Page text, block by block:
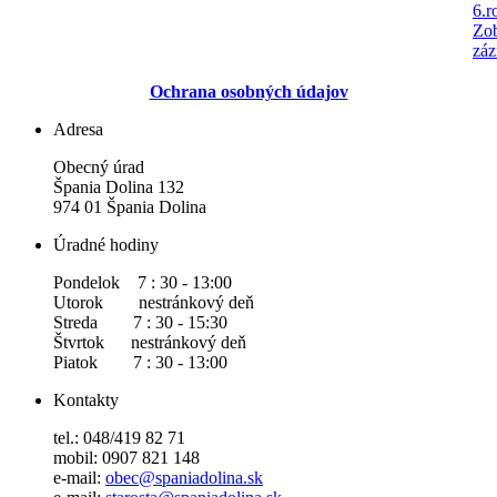
Ochrana osobných údajov
Adresa
Obecný úrad
Špania Dolina 132
974 01 Špania Dolina
Úradné hodiny
Pondelok 7 : 30 - 13:00
Utorok nestránkový deň
Streda 7 : 30 - 15:30
Štvrtok nestránkový deň
Piatok 7 : 30 - 13:00
Kontakty
tel.: 048/419 82 71
mobil: 0907 821 148
e-mail: obec@spaniadolina.sk